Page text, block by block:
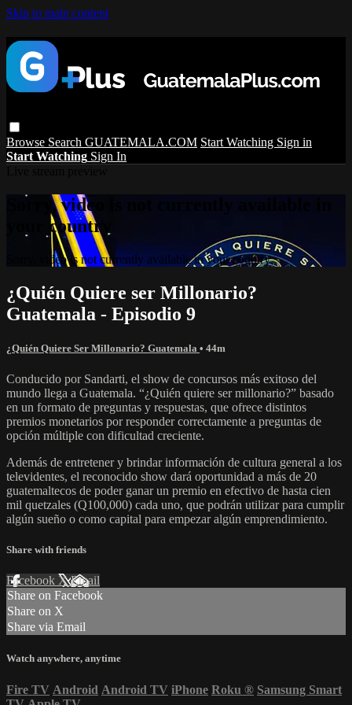
Skip to main content
Browse Search GUATEMALA.COM Start Watching Sign in
Start Watching Sign In
Sorry, video is not currently available in
your country
Sorry, video is not currently available in your country
¿Quién Quiere ser Millonario?
Guatemala - Episodio 9
¿Quién Quiere Ser Millonario? Guatemala • 44m
Conducido por Sandarti, el show de concursos más exitoso del
mundo llega a Guatemala. “¿Quién quiere ser millonario?” basado
en un formato de preguntas y respuestas, que ofrece distintos
premios monetarios por responder correctamente a preguntas de
opción múltiple con dificultad creciente.
Además de entretener y brindar información de cultura general a los
televidentes, el reconocido show dará oportunidad a más de 20
guatemaltecos de poder ganar un premio en efectivo de hasta cien
mil quetzales (Q100,000) cada uno, que podrán utilizar para cumplir
algún sueño o como capital para empezar algún emprendimiento.
Share with friends
Facebook XEmail
Share on Facebook
Share on X
Share via Email
Watch anywhere, anytime
Fire TV Android Android TV iPhone Roku ® Samsung Smart